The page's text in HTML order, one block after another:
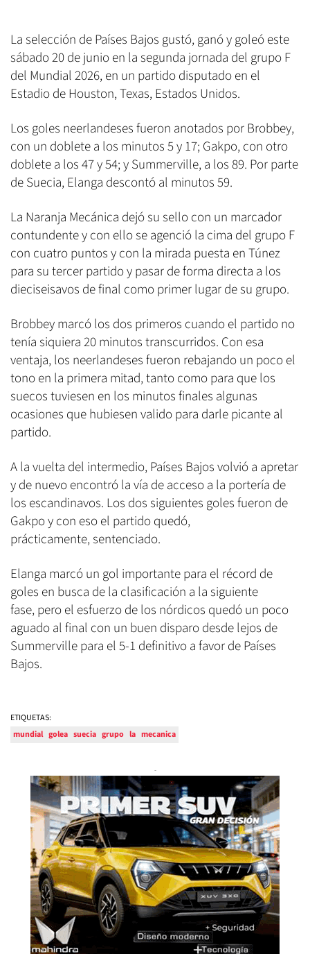
La selección de Países Bajos gustó, ganó y goleó este
sábado 20 de junio en la segunda jornada del grupo F
del Mundial 2026, en un partido disputado en el
Estadio de Houston, Texas, Estados Unidos.
Los goles neerlandeses fueron anotados por Brobbey,
con un doblete a los minutos 5 y 17; Gakpo, con otro
doblete a los 47 y 54; y Summerville, a los 89. Por parte
de Suecia, Elanga descontó al minutos 59.
La Naranja Mecánica dejó su sello con un marcador
contundente y con ello se agenció la cima del grupo F
con cuatro puntos y con la mirada puesta en Túnez
para su tercer partido y pasar de forma directa a los
dieciseisavos de final como primer lugar de su grupo.
Brobbey marcó los dos primeros cuando el partido no
tenía siquiera 20 minutos transcurridos. Con esa
ventaja, los neerlandeses fueron rebajando un poco el
tono en la primera mitad, tanto como para que los
suecos tuviesen en los minutos finales algunas
ocasiones que hubiesen valido para darle picante al
partido.
A la vuelta del intermedio, Países Bajos volvió a apretar
y de nuevo encontró la vía de acceso a la portería de
los escandinavos. Los dos siguientes goles fueron de
Gakpo y con eso el partido quedó,
prácticamente, sentenciado.
Elanga marcó un gol importante para el récord de
goles en busca de la clasificación a la siguiente
fase, pero el esfuerzo de los nórdicos quedó un poco
aguado al final con un buen disparo desde lejos de
Summerville para el 5-1 definitivo a favor de Países
Bajos.
ETIQUETAS:
mundial golea suecia grupo la mecanica